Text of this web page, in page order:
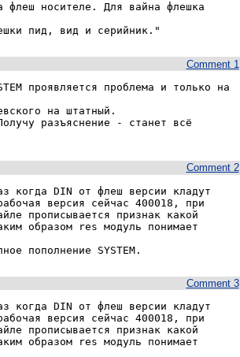
флеш носителе. Для вайна флешка
пид, вид и серийник."
Comment 1
проявляется проблема и только на
на штатный.
разъяснение - станет всё
Comment 2
когда DIN от флеш версии кладут
версия сейчас 400018, при
прописывается признак какой
образом res модуль понимает
пополнение SYSTEM.
Comment 3
когда DIN от флеш версии кладут
версия сейчас 400018, при
прописывается признак какой
образом res модуль понимает